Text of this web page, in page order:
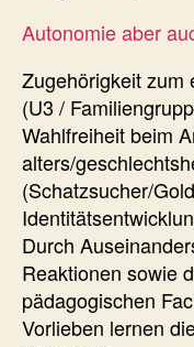
Autonomie aber
Zugehörigkeit zum
(U3 /
Wahlfreiheit beim
alters/
(Schatzsucher/
Durch
Reaktionen sowie
pädagogischen
Vorlieben lernen